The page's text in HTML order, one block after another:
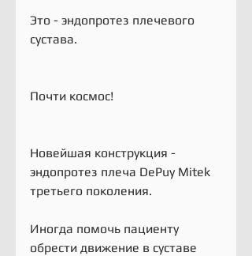
Это - эндопротез плечевого
сустава.
Почти космос!
Новейшая конструкция -
эндопротез плеча DePuy Mitek
третьего поколения.
Иногда помочь пациенту
обрести движение в суставе